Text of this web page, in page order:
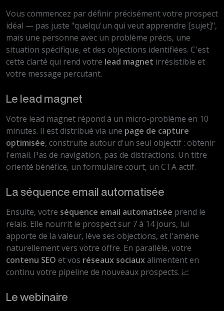
Vous commencez par définir précisément votre prospect
idéal — pas juste "quelqu'un qui veut apprendre [sujet]",
mais une personne avec un problème précis, une
situation spécifique, et des objections identifiées. C'est
cette clarté qui rend votre lead magnet irrésistible et
votre message percutant.
Le lead magnet
Votre lead magnet répond à un micro-problème en 10
minutes. Il est distribué via une page de capture
optimisée, construite autour d'un seul objectif : obtenir
l'email. Pas de navigation, pas de distractions. Un titre
orienté bénéfice, un formulaire court, un CTA actif.
La séquence email automatisée
Ensuite, votre séquence email automatisée prend le
relais. Elle nourrit le prospect sur 7 à 14 jours, lui
apporte de la valeur, lève ses objections, et l'amène
naturellement vers votre offre. En parallèle, votre
contenu SEO et vos réseaux sociauxalimentent en
continu votre pipeline de nouveaux prospects. 📈
Le webinaire